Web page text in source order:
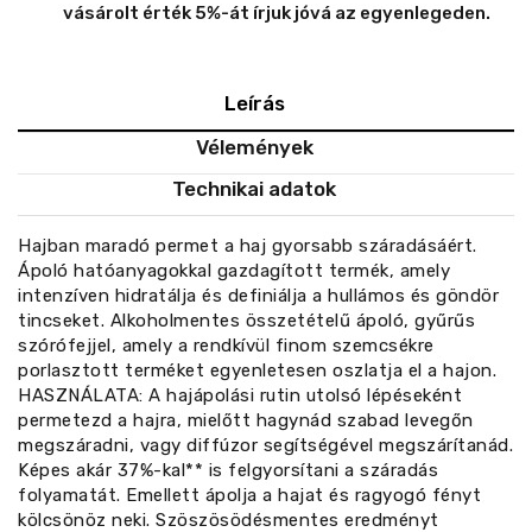
vásárolt érték 5%-át írjuk jóvá az egyenlegeden.
Leírás
Vélemények
Technikai adatok
Hajban maradó permet a haj gyorsabb száradásáért.
Ápoló hatóanyagokkal gazdagított termék, amely
intenzíven hidratálja és definiálja a hullámos és göndör
tincseket. Alkoholmentes összetételű ápoló, gyűrűs
szórófejjel, amely a rendkívül finom szemcsékre
porlasztott terméket egyenletesen oszlatja el a hajon.
HASZNÁLATA: A hajápolási rutin utolsó lépéseként
permetezd a hajra, mielőtt hagynád szabad levegőn
megszáradni, vagy diffúzor segítségével megszárítanád.
Képes akár 37%-kal** is felgyorsítani a száradás
folyamatát. Emellett ápolja a hajat és ragyogó fényt
kölcsönöz neki. Szöszösödésmentes eredményt